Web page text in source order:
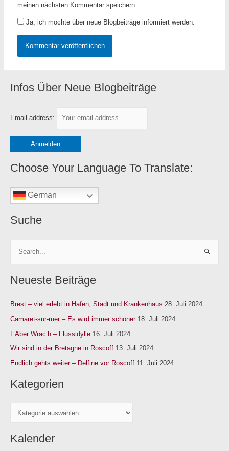
meinen nächsten Kommentar speichern.
Ja, ich möchte über neue Blogbeiträge informiert werden.
Infos Über Neue Blogbeiträge
Email address:
Choose Your Language To Translate:
German
Suche
c
e
n
n
:
Neueste Beiträge
Brest – viel erlebt in Hafen, Stadt und Krankenhaus 28. Juli 2024
Camaret-sur-mer – Es wird immer schöner 18. Juli 2024
L’Aber Wrac’h – Flussidylle 16. Juli 2024
Wir sind in der Bretagne in Roscoff 13. Juli 2024
Endlich gehts weiter – Delfine vor Roscoff 11. Juli 2024
Kategorien
K
g
e
Kalender